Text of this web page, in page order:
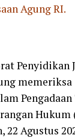
Agung RI.
Penyidikan
22 Agustus